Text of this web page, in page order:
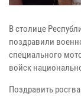
В столице
поздравили
специального
войск
Поздравить